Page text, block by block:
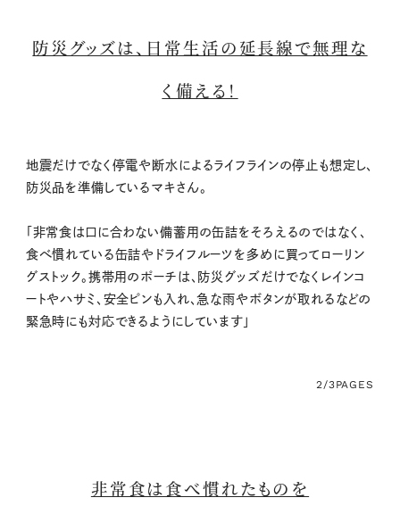
防災グッズは、日常生活の延長線で無理な
く備える！
地震だけでなく停電や断水によるライフラインの停止も想定し、
防災品を準備しているマキさん。
「非常食は口に合わない備蓄用の缶詰をそろえるのではなく、
食べ慣れている缶詰やドライフルーツを多めに買ってローリン
グストック。携帯用のポーチは、防災グッズだけでなくレインコ
ートやハサミ、安全ピンも入れ、急な雨やボタンが取れるなどの
緊急時にも対応できるようにしています」
2/3PAGES
非常食は食べ慣れたものを